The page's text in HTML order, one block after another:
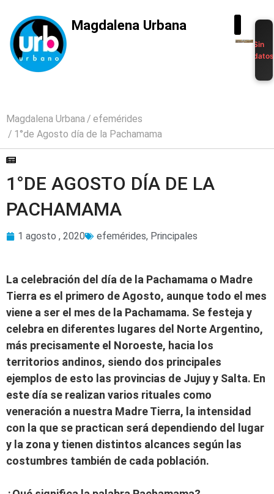
Magdalena Urbana
Sin
datos
Magdalena Urbana
efemérides
1°de Agosto día de la Pachamama
1°DE AGOSTO DÍA DE LA
PACHAMAMA
1 agosto , 2020 efemérides, Principales
La celebración del día de la Pachamama o Madre
Tierra es el primero de Agosto, aunque todo el mes
viene a ser el mes de la Pachamama. Se festeja y
celebra en diferentes lugares del Norte Argentino,
más precisamente el Noroeste, hacia los
territorios andinos, siendo dos principales
ejemplos de esto las provincias de Jujuy y Salta. En
este día se realizan varios rituales como
veneración a nuestra Madre Tierra, la intensidad
con la que se practican será dependiendo del lugar
y la zona y tienen distintos alcances según las
costumbres también de cada población.